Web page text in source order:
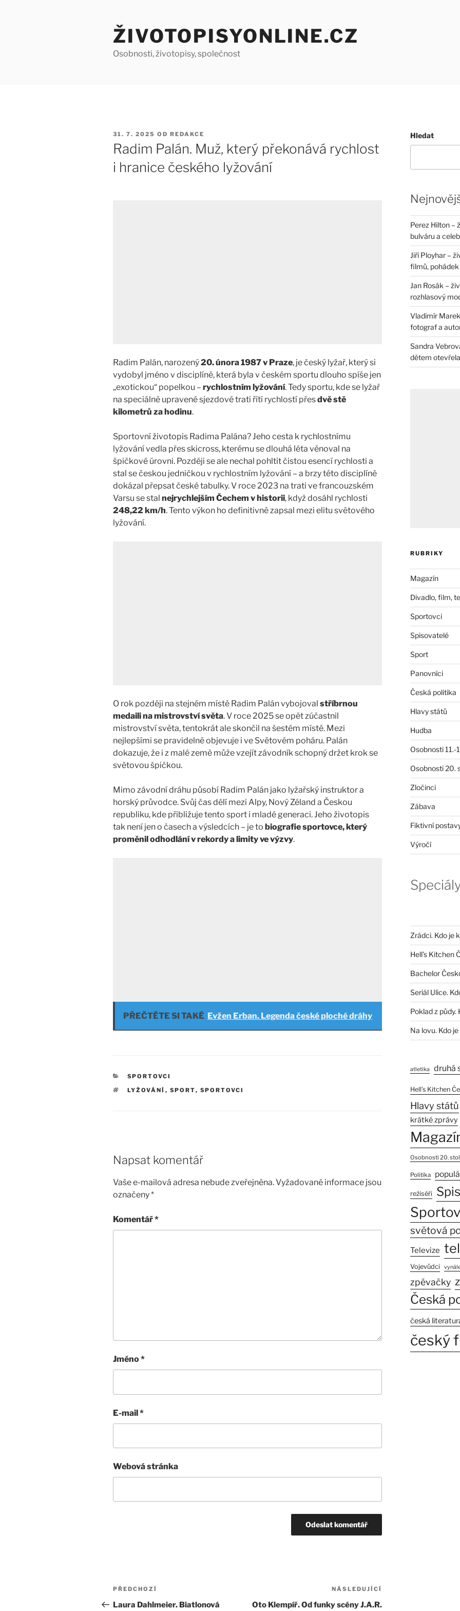
ŽIVOTOPISYONLINE.CZ
Osobnosti, životopisy, společnost
PUBLIKOVÁNO
31. 7. 2025 OD REDAKCE
Radim Palán. Muž, který překonává rychlost
i hranice českého lyžování
Radim Palán, narozený20. února 1987 v Praze, je český lyžař, který si
vydobyl jméno v disciplíně, která byla v českém sportu dlouho spíše jen
„exotickou“ popelkou – rychlostním lyžování. Tedy sportu, kde se lyžař
na speciálně upravené sjezdové trati řítí rychlostí přesdvě stě
kilometrů za hodinu.
Sportovní životopis Radima Palána? Jeho cesta k rychlostnímu
lyžování vedla přes skicross, kterému se dlouhá léta věnoval na
špičkové úrovni. Později se ale nechal pohltit čistou esencí rychlosti a
stal se českou jedničkou v rychlostním lyžování – a brzy této disciplíně
dokázal přepsat české tabulky. V roce 2023 na trati ve francouzském
Varsu se stal nejrychlejším Čechem v historii, když dosáhl rychlosti
248,22 km/h. Tento výkon ho definitivně zapsal mezi elitu světového
lyžování.
O rok později na stejném místě Radim Palán vybojoval stříbrnou
medaili na mistrovství světa. V roce 2025 se opět zúčastnil
mistrovství světa, tentokrát ale skončil na šestém místě. Mezi
nejlepšími se pravidelně objevuje i ve Světovém poháru. Palán
dokazuje, že i z malé země může vzejít závodník schopný držet krok se
světovou špičkou.
Mimo závodní dráhu působí Radim Palán jako lyžařský instruktor a
horský průvodce. Svůj čas dělí mezi Alpy, Nový Zéland a Českou
republiku, kde přibližuje tento sport i mladé generaci. Jeho životopis
tak není jen o časech a výsledcích – je to biografie sportovce, který
proměnil odhodlání v rekordy a limity ve výzvy.
PŘEČTĚTE SI TAKÉ Evžen Erban. Legenda české ploché dráhy
RUBRIKY
SPORTOVCI
ŠTÍTKY
LYŽOVÁNÍ , SPORT, SPORTOVCI
Napsat komentář
Vaše e-mailová adresa nebude zveřejněna.Vyžadované informace jsou
označeny*
Komentář*
Jméno*
E-mail*
Webová stránka
Navigace
pro
Předchozí
příspěvek
PŘEDCHOZÍ
Laura Dahlmeier. Biatlonová
NÁSLEDUJÍCÍ
Oto Klempíř. Od funky scény J.A.R.
Hledat
Perez Hilton –
bulváru a
Jiří Ployhar –
filmů, pohádek
Jan Rosák –
rozhlasový
Vladimír
fotograf a
Sandra
dětem
RUBRIKY
Magazín
Divadlo, film,
Sportovci
Spisovatelé
Sport
Panovníci
Česká politika
Hlavy států
Hudba
Osobnosti 11.-
Osobnosti 20.
Zločinci
Zábava
Fiktivní
Výročí
Zrádci. Kdo je
Hell’s Kitchen
Bachelor
Seriál Ulice.
Poklad z půdy.
Na lovu. Kdo
atletika druhá
Hell’s Kitchen
Hlavy států
krátké zprávy
Osobnosti 20.
Politika
režiséři
světová
Televize
Vojevůdci
zpěvačky
Česká
česká
český